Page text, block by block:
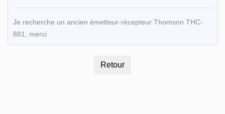
Je recherche un ancien émetteur-récepteur Thomson THC-
881; merci